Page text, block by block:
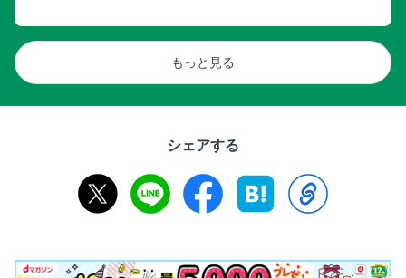
もっと見る
シェアする